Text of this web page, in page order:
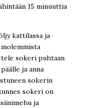
15 minuuttia
kattilassa ja
sokeri puhtaan
ja anna
sokerin
sokeri on
ja